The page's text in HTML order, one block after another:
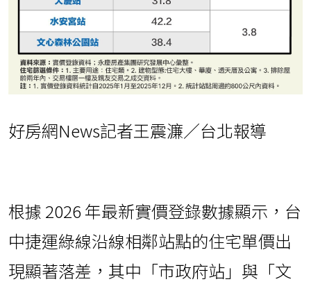
好房網News記者王震濂／台北報導
根據 2026 年最新實價登錄數據顯示，台
中捷運綠線沿線相鄰站點的住宅單價出
現顯著落差，其中「市政府站」與「文